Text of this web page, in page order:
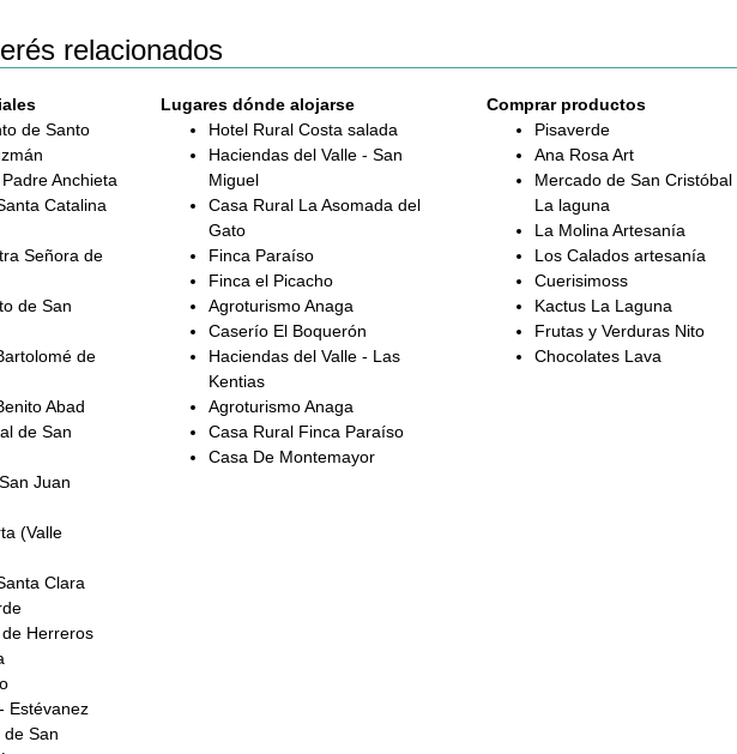
relacionados
de Santo
Anchieta
Catalina
Señora de
de San
de
Abad
de San
Juan
(Valle
Clara
Herreros
Estévanez
de San
Lugares dónde alojarse
Hotel Rural Costa salada
Haciendas del Valle - San
Miguel
Casa Rural La Asomada del
Gato
Finca Paraíso
Finca el Picacho
Agroturismo Anaga
Caserío El Boquerón
Haciendas del Valle - Las
Kentias
Agroturismo Anaga
Casa Rural Finca Paraíso
Casa De Montemayor
Comprar productos
Pisaverde
Ana Rosa Art
Mercado de San Cristóbal
La laguna
La Molina Artesanía
Los Calados artesanía
Cuerisimoss
Kactus La Laguna
Frutas y Verduras Nito
Chocolates Lava